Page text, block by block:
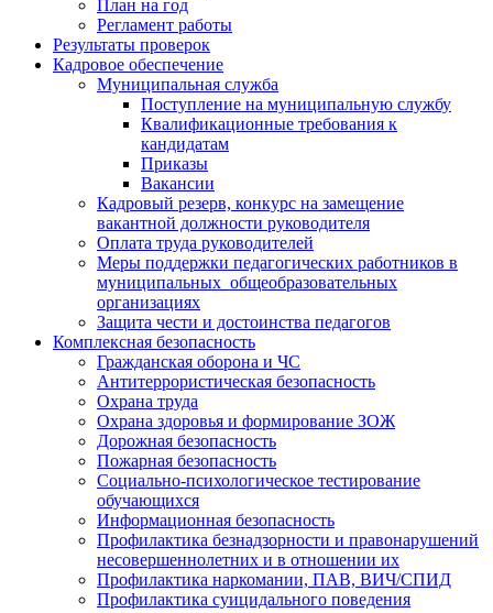
План на год
Регламент работы
Результаты проверок
Кадровое обеспечение
Муниципальная служба
Поступление на муниципальную службу
Квалификационные требования к
кандидатам
Приказы
Вакансии
Кадровый резерв, конкурс на замещение
вакантной должности руководителя
Оплата труда руководителей
Меры поддержки педагогических работников в
муниципальных общеобразовательных
организациях
Защита чести и достоинства педагогов
Комплексная безопасность
Гражданская оборона и ЧС
Антитеррористическая безопасность
Охрана труда
Охрана здоровья и формирование ЗОЖ
Дорожная безопасность
Пожарная безопасность
Социально-психологическое тестирование
обучающихся
Информационная безопасность
Профилактика безнадзорности и правонарушений
несовершеннолетних и в отношении их
Профилактика наркомании, ПАВ, ВИЧ/СПИД
Профилактика суицидального поведения